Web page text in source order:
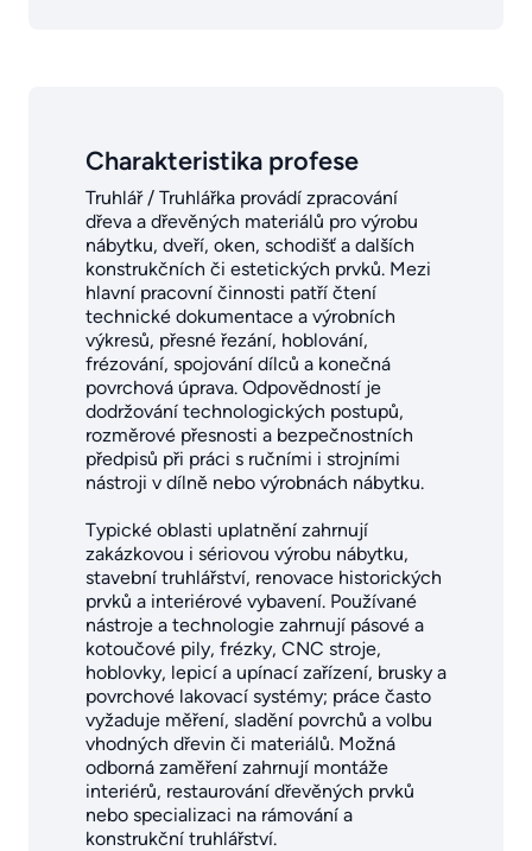
Charakteristika profese
Truhlář / Truhlářka provádí zpracování
dřeva a dřevěných materiálů pro výrobu
nábytku, dveří, oken, schodišť a dalších
konstrukčních či estetických prvků. Mezi
hlavní pracovní činnosti patří čtení
technické dokumentace a výrobních
výkresů, přesné řezání, hoblování,
frézování, spojování dílců a konečná
povrchová úprava. Odpovědností je
dodržování technologických postupů,
rozměrové přesnosti a bezpečnostních
předpisů při práci s ručními i strojními
nástroji v dílně nebo výrobnách nábytku.
Typické oblasti uplatnění zahrnují
zakázkovou i sériovou výrobu nábytku,
stavební truhlářství, renovace historických
prvků a interiérové vybavení. Používané
nástroje a technologie zahrnují pásové a
kotoučové pily, frézky, CNC stroje,
hoblovky, lepicí a upínací zařízení, brusky a
povrchové lakovací systémy; práce často
vyžaduje měření, sladění povrchů a volbu
vhodných dřevin či materiálů. Možná
odborná zaměření zahrnují montáže
interiérů, restaurování dřevěných prvků
nebo specializaci na rámování a
konstrukční truhlářství.